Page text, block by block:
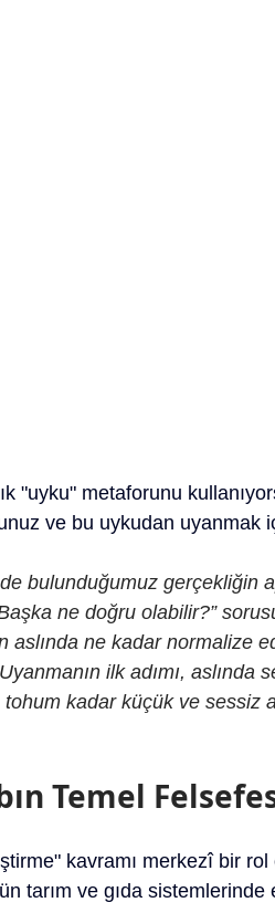
"uyku" metaforunu
ve bu uykudan uyanmak
bulunduğumuz gerçekliğin
ne doğru olabilir?”
aslında ne kadar normalize
ilk adımı, aslında
tohum kadar küçük ve sessiz
Temel
kavramı merkezî bir
tarım ve gıda